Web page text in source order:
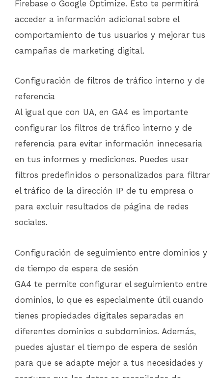
Firebase o Google Optimize. Esto te permitirá
acceder a información adicional sobre el
comportamiento de tus usuarios y mejorar tus
campañas de marketing digital.
Configuración de filtros de tráfico interno y de
referencia
Al igual que con UA, en GA4 es importante
configurar los filtros de tráfico interno y de
referencia para evitar información innecesaria
en tus informes y mediciones. Puedes usar
filtros predefinidos o personalizados para filtrar
el tráfico de la dirección IP de tu empresa o
para excluir resultados de página de redes
sociales.
Configuración de seguimiento entre dominios y
de tiempo de espera de sesión
GA4 te permite configurar el seguimiento entre
dominios, lo que es especialmente útil cuando
tienes propiedades digitales separadas en
diferentes dominios o subdominios. Además,
puedes ajustar el tiempo de espera de sesión
para que se adapte mejor a tus necesidades y